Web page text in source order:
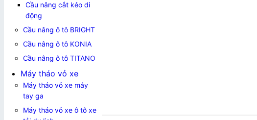
Cầu nâng cắt kéo di
động
Cầu nâng ô tô BRIGHT
Cầu nâng ô tô KONIA
Cầu nâng ô tô TITANO
Máy tháo vỏ xe
Máy tháo vỏ xe máy
tay ga
Máy tháo vỏ xe ô tô xe